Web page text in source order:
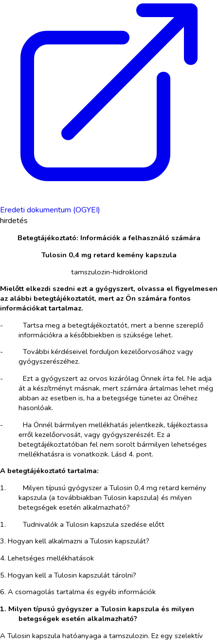
Eredeti dokumentum (OGYEI)
hirdetés
Betegtájékoztató: Információk a felhasználó számára
Tulosin 0,4 mg retard kemény kapszula
tamszulozin-hidroklorid
Mielőtt elkezdi szedni ezt a gyógyszert, olvassa el figyelmesen
az alábbi betegtájékoztatót, mert az Ön számára fontos
információkat tartalmaz.
-​
Tartsa meg a betegtájékoztatót, mert a benne szereplő
információkra a későbbiekben is szüksége lehet.
-​
További kérdéseivel forduljon kezelőorvosához vagy
gyógyszerészéhez.
-​
Ezt a gyógyszert az orvos kizárólag Önnek írta fel. Ne adja
át a készítményt másnak, mert számára ártalmas lehet még
abban az esetben is, ha a betegsége tünetei az Önéhez
hasonlóak.
-​
Ha Önnél bármilyen mellékhatás jelentkezik, tájékoztassa
erről kezelőorvosát, vagy gyógyszerészét. Ez a
betegtájékoztatóban fel nem sorolt bármilyen lehetséges
mellékhatásra is vonatkozik. Lásd 4. pont.
A betegtájékoztató tartalma:
1.​
Milyen típusú gyógyszer a Tulosin 0,4 mg retard kemény
kapszula (a továbbiakban Tulosin kapszula) és milyen
betegségek esetén alkalmazható?
1.​
Tudnivalók a Tulosin kapszula szedése előtt
3. Hogyan kell alkalmazni a Tulosin kapszulát?
4. Lehetséges mellékhatások
5. Hogyan kell a Tulosin kapszulát tárolni?
6. A csomagolás tartalma és egyéb információk
1. Milyen típusú gyógyszer a Tulosin kapszula és milyen
betegségek esetén alkalmazható?
A Tulosin kapszula hatóanyaga a tamszulozin. Ez egy szelektív